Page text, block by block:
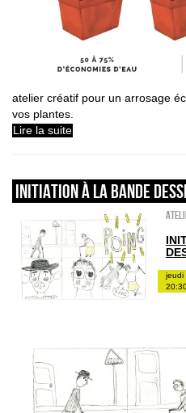
atelier créatif pour un arrosage
vos plantes.
Lire la suite
INITIATION À LA BANDE
jeudi